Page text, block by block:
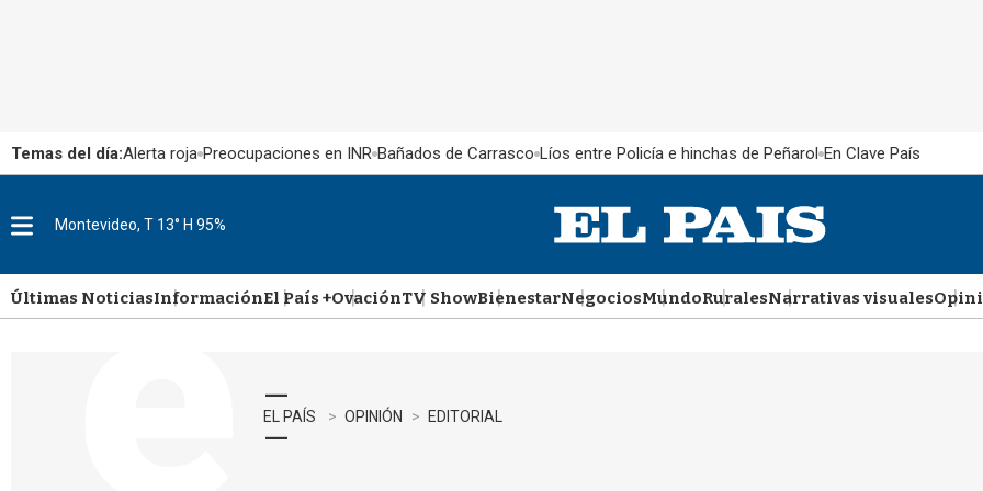
Temas del día:Alerta roja Preocupaciones en INR Bañados de Carrasco Líos entre Policía e hinchas de Peñarol En Clave País
u
Montevideo, T 13° H 95%
Últimas NoticiasInformaciónEl País +OvaciónTV ShowBienestarNegociosMundoRuralesNarrativas visuales
EL PAÍS OPINIÓN EDITORIAL